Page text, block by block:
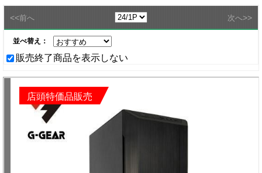
<<前へ 次へ>>
並べ替え：
販売終了商品を表示しない
店頭特価品販売